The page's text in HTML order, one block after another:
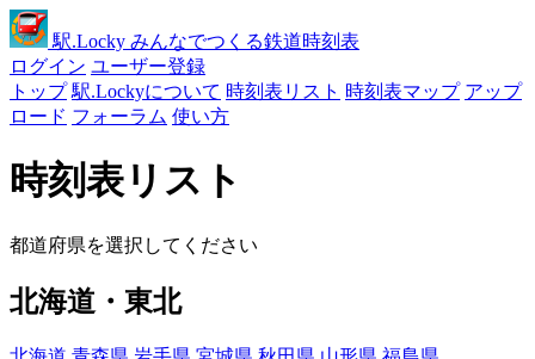
駅.Locky みんなでつくる鉄道時刻表
ログイン ユーザー登録
トップ 駅.Lockyについて 時刻表リスト 時刻表マップ アップ
ロード フォーラム 使い方
時刻表リスト
都道府県を選択してください
北海道・東北